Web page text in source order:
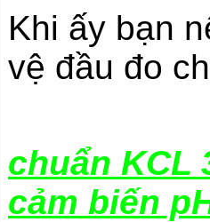
Khi ấy bạn
vệ đầu đo
chuẩn KCL
cảm biến